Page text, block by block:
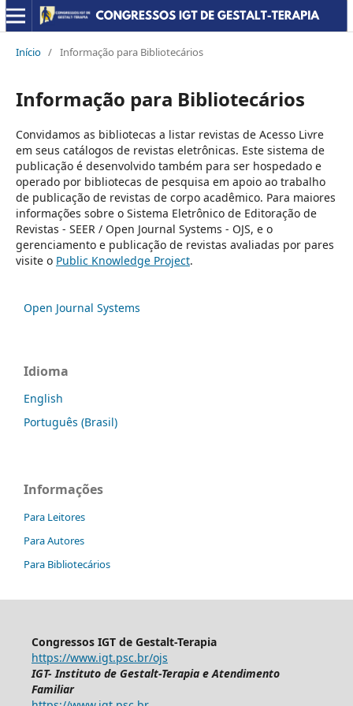
Início / Informação para Bibliotecários
Informação para Bibliotecários
Convidamos as bibliotecas a listar revistas de Acesso Livre
em seus catálogos de revistas eletrônicas. Este sistema de
publicação é desenvolvido também para ser hospedado e
operado por bibliotecas de pesquisa em apoio ao trabalho
de publicação de revistas de corpo acadêmico. Para maiores
informações sobre o Sistema Eletrônico de Editoração de
Revistas - SEER / Open Journal Systems - OJS, e o
gerenciamento e publicação de revistas avaliadas por pares
visite o Public Knowledge Project.
Open Journal Systems
Idioma
English
Português (Brasil)
Informações
Para Leitores
Para Autores
Para Bibliotecários
Congressos IGT de Gestalt-Terapia
https://www.igt.psc.br/ojs
IGT- Instituto de Gestalt-Terapia e Atendimento
Familiar